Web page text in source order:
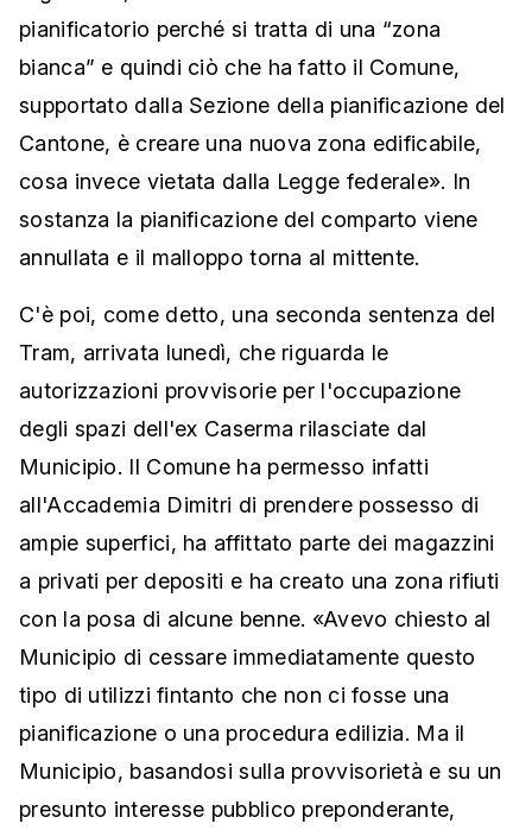
pianificatorio perché si tratta di una “zona
bianca” e quindi ciò che ha fatto il Comune,
supportato dalla Sezione della pianificazione del
Cantone, è creare una nuova zona edificabile,
cosa invece vietata dalla Legge federale». In
sostanza la pianificazione del comparto viene
annullata e il malloppo torna al mittente.
C'è poi, come detto, una seconda sentenza del
Tram, arrivata lunedì, che riguarda le
autorizzazioni provvisorie per l'occupazione
degli spazi dell'ex Caserma rilasciate dal
Municipio. Il Comune ha permesso infatti
all'Accademia Dimitri di prendere possesso di
ampie superfici, ha affittato parte dei magazzini
a privati per depositi e ha creato una zona rifiuti
con la posa di alcune benne. «Avevo chiesto al
Municipio di cessare immediatamente questo
tipo di utilizzi fintanto che non ci fosse una
pianificazione o una procedura edilizia. Ma il
Municipio, basandosi sulla provvisorietà e su un
presunto interesse pubblico preponderante,